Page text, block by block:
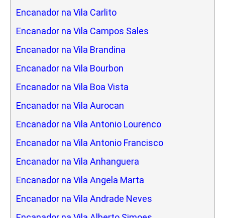
Encanador na Vila Carlito
Encanador na Vila Campos Sales
Encanador na Vila Brandina
Encanador na Vila Bourbon
Encanador na Vila Boa Vista
Encanador na Vila Aurocan
Encanador na Vila Antonio Lourenco
Encanador na Vila Antonio Francisco
Encanador na Vila Anhanguera
Encanador na Vila Angela Marta
Encanador na Vila Andrade Neves